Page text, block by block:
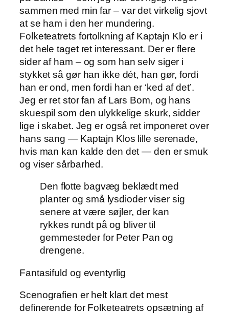
sammen med min far – var det virkelig sjovt
at se ham i den her mundering.
Folketeatrets fortolkning af Kaptajn Klo er i
det hele taget ret interessant. Der er flere
sider af ham – og som han selv siger i
stykket så gør han ikke dét, han gør, fordi
han er ond, men fordi han er ‘ked af det’.
Jeg er ret stor fan af Lars Bom, og hans
skuespil som den ulykkelige skurk, sidder
lige i skabet. Jeg er også ret imponeret over
hans sang — Kaptajn Klos lille serenade,
hvis man kan kalde den det — den er smuk
og viser sårbarhed.
Den flotte bagvæg beklædt med
planter og små lysdioder viser sig
senere at være søjler, der kan
rykkes rundt på og bliver til
gemmesteder for Peter Pan og
drengene.
Fantasifuld og eventyrlig
Scenografien er helt klart det mest
definerende for Folketeatrets opsætning af